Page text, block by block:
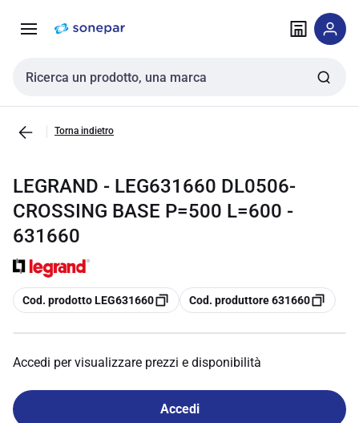
navigazione alla
Cerca input
Torna indietro
LEGRAND - LEG631660 DL0506-
CROSSING BASE P=500 L=600 -
631660
copia
Cod. prodotto LEG631660 copia
Cod. produttore 631660
Accedi per visualizzare prezzi e disponibilità
Accedi